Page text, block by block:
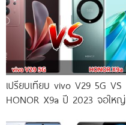
เปรียบเทียบ vivo V29 5G VS
HONOR X9a ปี 2023 จอใหญ่